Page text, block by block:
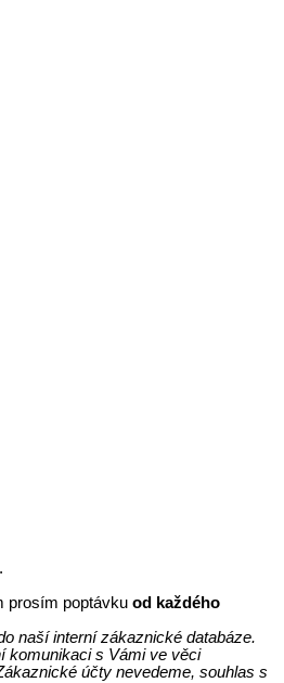
prosím poptávkuod každého
naší interní zákaznické databáze.
komunikaci s Vámi ve věci
účty nevedeme, souhlas s